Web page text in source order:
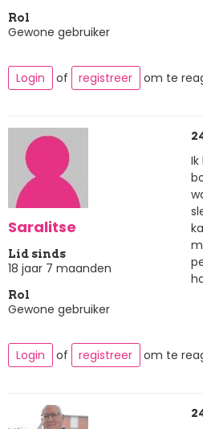
Rol
Gewone gebruiker
Login of registreer om te
Saralitse
Lid sinds
18 jaar 7 maanden
Rol
Gewone gebruiker
Login of registreer om te